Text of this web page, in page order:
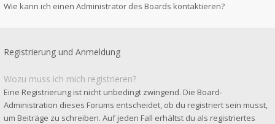
Wie kann ich einen Administrator des Boards kontaktieren?
Registrierung und Anmeldung
Wozu muss ich mich registrieren?
Eine Registrierung ist nicht unbedingt zwingend. Die Board-
Administration dieses Forums entscheidet, ob du registriert sein musst,
um Beiträge zu schreiben. Auf jeden Fall erhältst du als registriertes